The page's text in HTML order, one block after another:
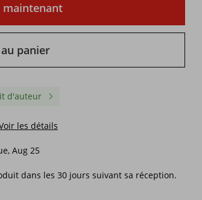
maintenant
panier
d'auteur
les détails
Aug 25
dans les 30 jours suivant sa réception.